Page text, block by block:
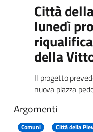
Città
lunedì
della
Il progetto
nuova piazza
Argomenti
Comuni Città della